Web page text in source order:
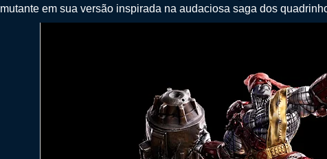
mutante em sua versão inspirada na audaciosa saga dos